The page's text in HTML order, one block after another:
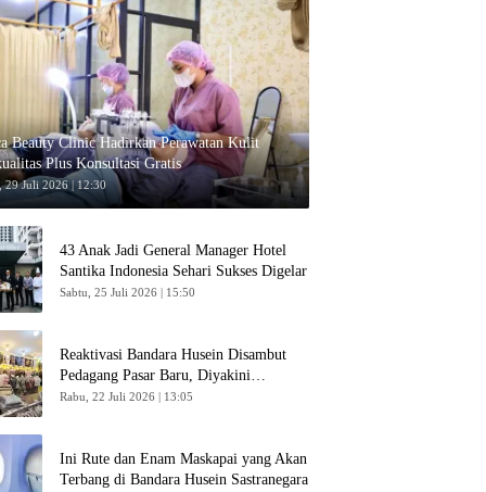
Beauty Clinic Hadirkan Perawatan Kulit
Plus Konsultasi Gratis
29 Juli 2026 | 12:30
43 Anak Jadi General Manager Hotel
Santika Indonesia Sehari Sukses Digelar
Sabtu, 25 Juli 2026 | 15:50
Reaktivasi Bandara Husein Disambut
Pedagang Pasar Baru, Diyakini
Bangkitkan Kembali Ekonomi Bandung
Rabu, 22 Juli 2026 | 13:05
Ini Rute dan Enam Maskapai yang Akan
Terbang di Bandara Husein Sastranegara